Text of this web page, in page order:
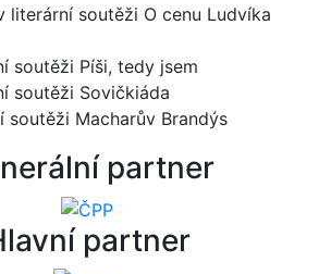
literární soutěži O cenu Ludvíka
soutěži Píši, tedy jsem
soutěži Sovičkiáda
soutěži Macharův Brandýs
partner
partner